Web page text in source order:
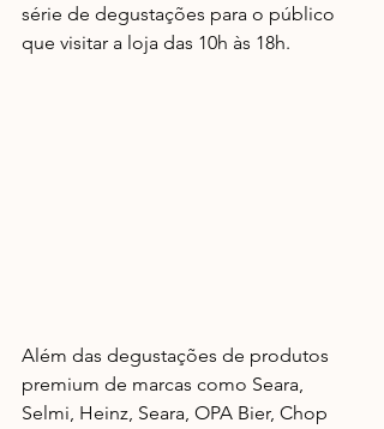
série de degustações para o público
que visitar a loja das 10h às 18h.
Além das degustações de produtos
premium de marcas como Seara,
Selmi, Heinz, Seara, OPA Bier, Chop